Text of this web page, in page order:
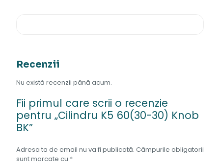
Recenzii
Nu există recenzii până acum.
Fii primul care scrii o recenzie
pentru „Cilindru K5 60(30-30) Knob
BK”
Adresa ta de email nu va fi publicată. Câmpurile obligatorii
sunt marcate cu *